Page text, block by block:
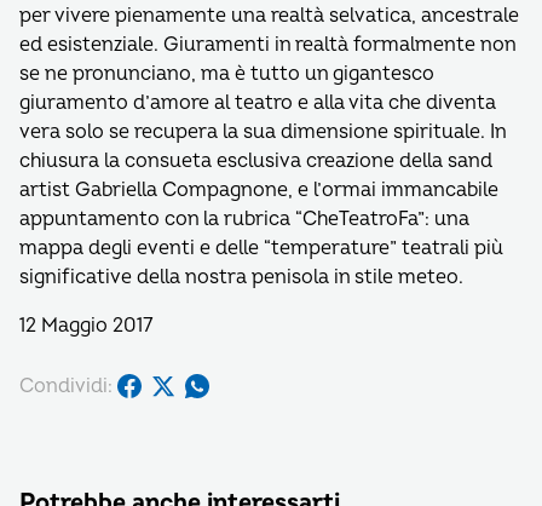
per vivere pienamente una realtà selvatica, ancestrale
ed esistenziale. Giuramenti in realtà formalmente non
se ne pronunciano, ma è tutto un gigantesco
giuramento d’amore al teatro e alla vita che diventa
vera solo se recupera la sua dimensione spirituale. In
chiusura la consueta esclusiva creazione della sand
artist Gabriella Compagnone, e l’ormai immancabile
appuntamento con la rubrica “CheTeatroFa”: una
mappa degli eventi e delle “temperature” teatrali più
significative della nostra penisola in stile meteo.
12 Maggio 2017
Condividi: